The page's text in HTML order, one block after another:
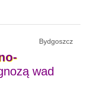
Bydgoszcz
wad